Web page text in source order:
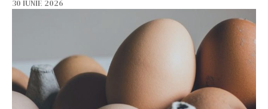
30 IUNIE 2026